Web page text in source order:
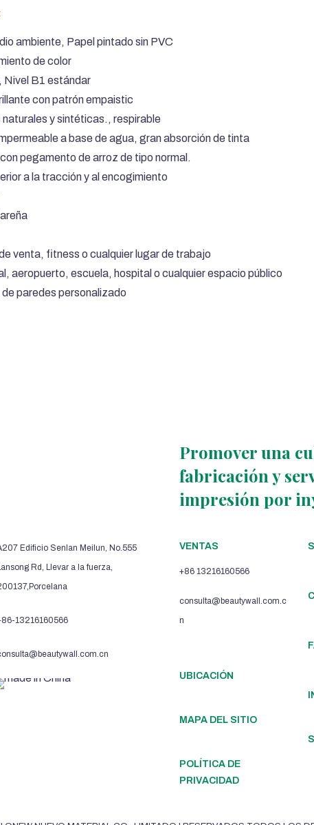
ambiente, Papel pintado sin PVC
de color
Nivel B1 estándar
con patrón empaistic
y sintéticas., respirable
a base de agua, gran absorción de tinta
pegamento de arroz de tipo normal.
a la tracción y al encogimiento
venta, fitness o cualquier lugar de trabajo
aeropuerto, escuela, hospital o cualquier espacio público
Promover una
fabricación y
impresión por
Edificio Senlan Meilun, No.555
Rd, Llevar a la fuerza,
13216160566
VENTAS
+86 13216160566
consulta@beautywall.com.c
n
UBICACIÓN
MAPA DEL SITIO
POLÍTICA DE
PRIVACIDAD